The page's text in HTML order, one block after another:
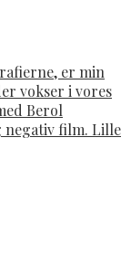
er min
vokser i vores
Berol
negativ film. Lille